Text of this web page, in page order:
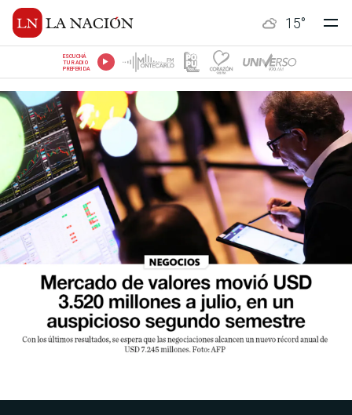
15°
ESCUCHÁ
TU RADIO
PREFERIDA